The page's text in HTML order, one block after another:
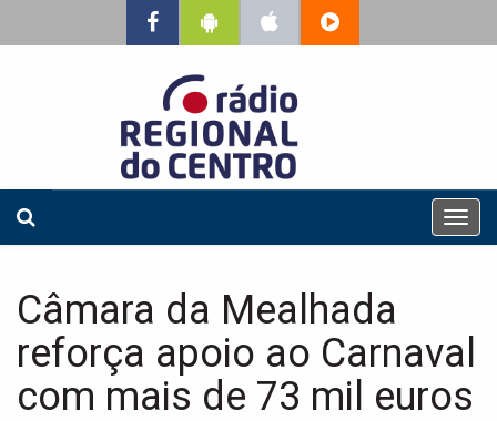
T
o
n
v
Câmara da Mealhada
reforça apoio ao Carnaval
com mais de 73 mil euros